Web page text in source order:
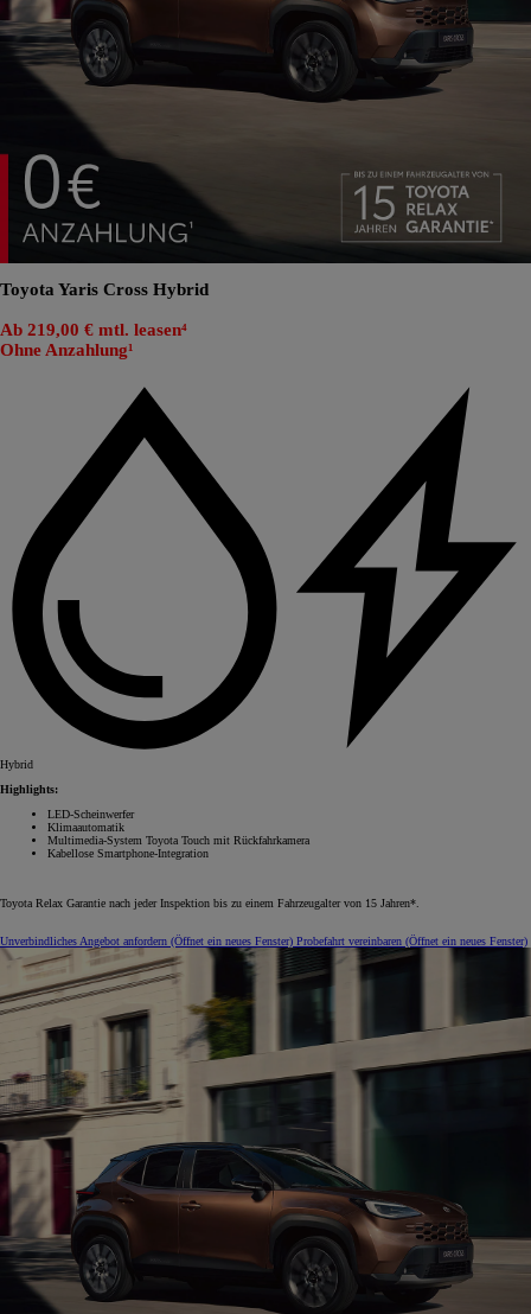
Toyota Yaris Cross Hybrid
Ab 219,00 € mtl. leasen⁴
Ohne Anzahlung¹
Hybrid
Highlights:
LED-Scheinwerfer
Klimaautomatik
Multimedia-System Toyota Touch mit Rückfahrkamera
Kabellose Smartphone-Integration
Toyota Relax Garantie nach jeder Inspektion bis zu einem Fahrzeugalter von 15 Jahren*.
Unverbindliches Angebot anfordern (Öffnet ein neues Fenster) Probefahrt vereinbaren (Öffnet ein neues Fenster)